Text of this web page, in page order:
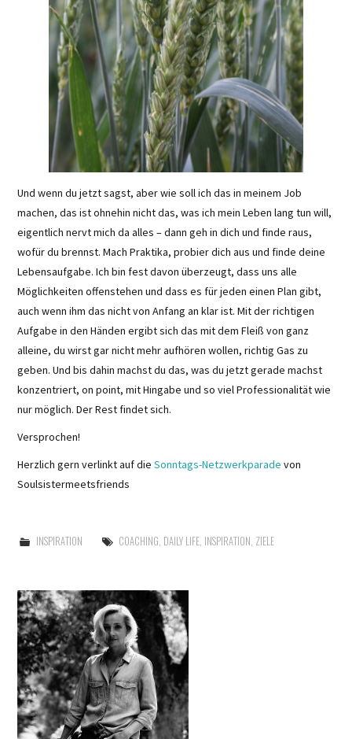
Und wenn du jetzt sagst, aber wie soll ich das in meinem Job
machen, das ist ohnehin nicht das, was ich mein Leben lang tun will,
eigentlich nervt mich da alles – dann geh in dich und finde raus,
wofür du brennst. Mach Praktika, probier dich aus und finde deine
Lebensaufgabe. Ich bin fest davon überzeugt, dass uns alle
Möglichkeiten offenstehen und dass es für jeden einen Plan gibt,
auch wenn ihm das nicht von Anfang an klar ist. Mit der richtigen
Aufgabe in den Händen ergibt sich das mit dem Fleiß von ganz
alleine, du wirst gar nicht mehr aufhören wollen, richtig Gas zu
geben. Und bis dahin machst du das, was du jetzt gerade machst
konzentriert, on point, mit Hingabe und so viel Professionalität wie
nur möglich. Der Rest findet sich.
Versprochen!
Herzlich gern verlinkt auf dieSonntags-Netzwerkparade von
Soulsistermeetsfriends
INSPIRATION COACHING, DAILY LIFE, INSPIRATION, ZIELE